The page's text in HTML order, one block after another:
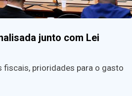
junto com Lei
fiscais, prioridades para o gasto